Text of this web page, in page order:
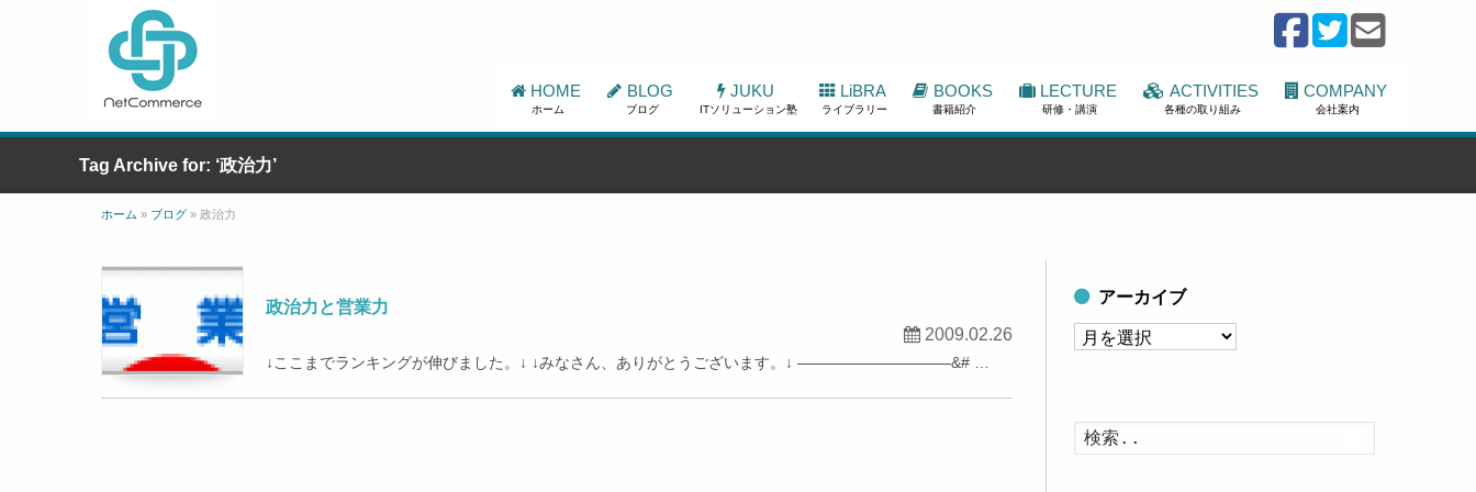
HOME
ホーム
BLOG
ブログ
JUKU
ITソリューション塾
LiBRA
ライブラリー
BOOKS
書籍紹介
LECTURE
研修・講演
ACTIVITIES
各種の取り組み
COMPANY
会社案内
Tag Archive for: ‘政治力’
ホーム » ブログ » 政治力
政治力と営業力
2009.02.26
↓ここまでランキングが伸びました。↓ ↓みなさん、ありがとうございます。↓ ——————————&# …
アーカイブ
ア
イ
ブ
索